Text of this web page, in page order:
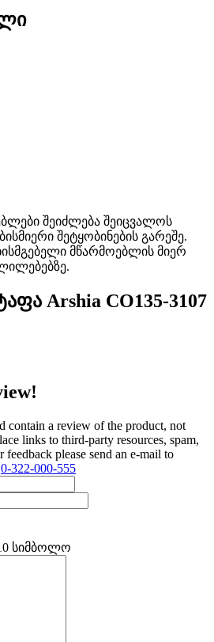
შეიძლება შეიცვალოს
შეტყობინების გარეშე.
მწარმოებლის მიერ
Arshia CO135-3107
contain a review of the product, not
links to third-party resources, spam,
feedback please send an e-mail to
0-322-000-555
სიმბოლო